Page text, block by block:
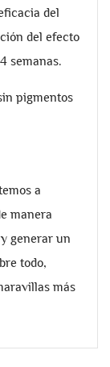
del
del efecto
semanas.
pigmentos
a
manera
generar un
todo,
más